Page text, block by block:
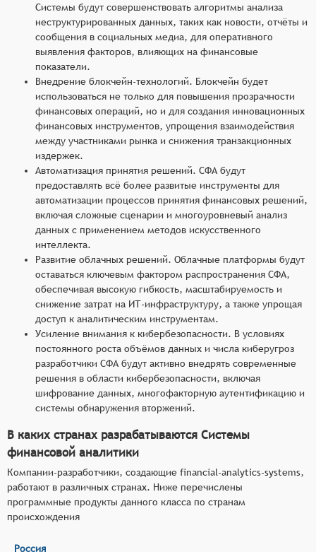
Системы будут совершенствовать алгоритмы анализа
неструктурированных данных, таких как новости, отчёты и
сообщения в социальных медиа, для оперативного
выявления факторов, влияющих на финансовые
показатели.
Внедрение блокчейн-технологий. Блокчейн будет
использоваться не только для повышения прозрачности
финансовых операций, но и для создания инновационных
финансовых инструментов, упрощения взаимодействия
между участниками рынка и снижения транзакционных
издержек.
Автоматизация принятия решений. СФА будут
предоставлять всё более развитые инструменты для
автоматизации процессов принятия финансовых решений,
включая сложные сценарии и многоуровневый анализ
данных с применением методов искусственного
интеллекта.
Развитие облачных решений. Облачные платформы будут
оставаться ключевым фактором распространения СФА,
обеспечивая высокую гибкость, масштабируемость и
снижение затрат на ИТ-инфраструктуру, а также упрощая
доступ к аналитическим инструментам.
Усиление внимания к кибербезопасности. В условиях
постоянного роста объёмов данных и числа киберугроз
разработчики СФА будут активно внедрять современные
решения в области кибербезопасности, включая
шифрование данных, многофакторную аутентификацию и
системы обнаружения вторжений.
В каких странах разрабатываются Системы
финансовой аналитики
Компании-разработчики, создающие financial-analytics-systems,
работают в различных странах. Ниже перечислены
программные продукты данного класса по странам
происхождения
Россия